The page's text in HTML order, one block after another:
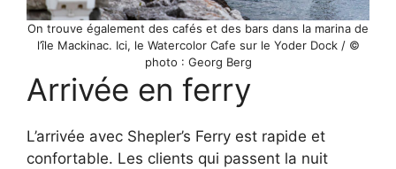
On trouve également des cafés et des bars dans la marina de
l’île Mackinac. Ici, le Watercolor Cafe sur le Yoder Dock / ©
photo : Georg Berg
Arrivée en ferry
L’arrivée avec Shepler’s Ferry est rapide et
confortable. Les clients qui passent la nuit